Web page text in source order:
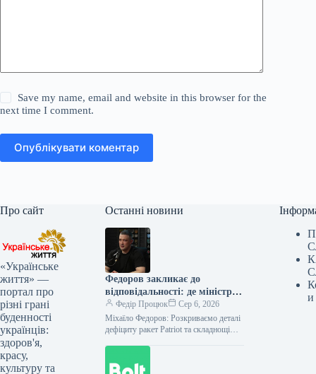
Save my name, email and website in this browser for the
next time I comment.
Опублікувати коментар
Про сайт
«Українське
життя» —
портал про
різні грані
буденності
українців:
здоров'я,
красу,
культуру та
Останні новини
Федоров закликає до
відповідальності: де міністр
оборони?
Федір Процюк
Сер 6, 2026
Міхаїло Федоров: Розкриваємо деталі
дефіциту ракет Patriot та складнощі
непростими подробицями процесу
и